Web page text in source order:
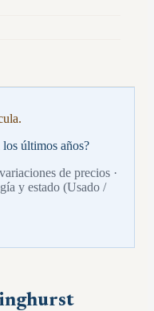
últimos años?
de precios ·
y estado (Usado /